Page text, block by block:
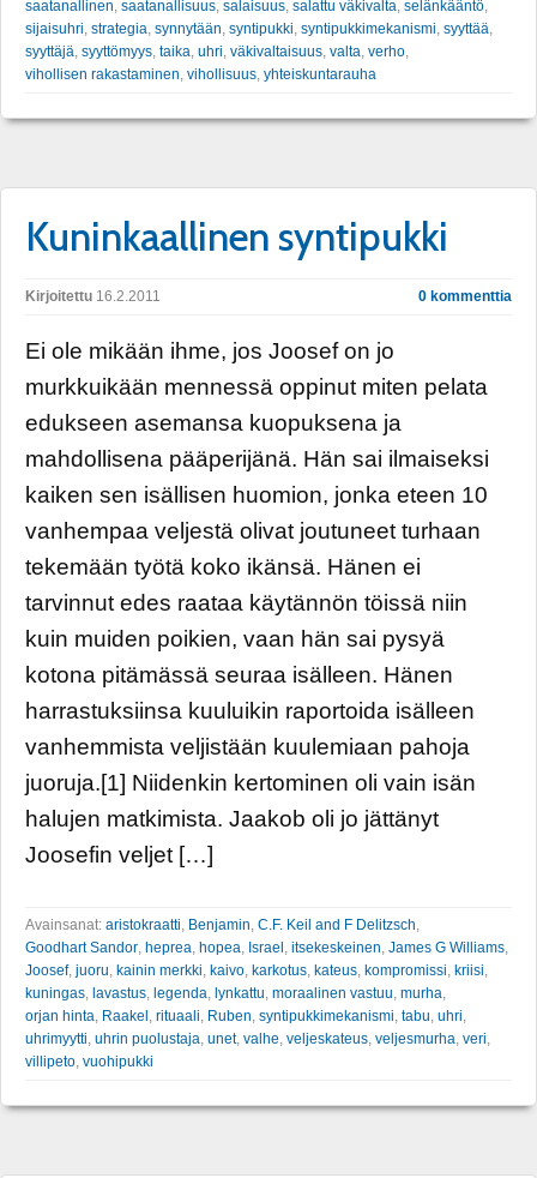
saatanallinen saatanallisuus salaisuus salattu väkivalta selänkääntö
sijaisuhri strategia synnytään syntipukki syntipukkimekanismi syyttää
syyttäjä syyttömyys taika uhri väkivaltaisuus valta verho
vihollisen rakastaminen vihollisuus yhteiskuntarauha
Kuninkaallinen syntipukki
Kirjoitettu 16.2.2011 0 kommenttia
Ei ole mikään ihme, jos Joosef on jo
murkkuikään mennessä oppinut miten pelata
edukseen asemansa kuopuksena ja
mahdollisena pääperijänä. Hän sai ilmaiseksi
kaiken sen isällisen huomion, jonka eteen 10
vanhempaa veljestä olivat joutuneet turhaan
tekemään työtä koko ikänsä. Hänen ei
tarvinnut edes raataa käytännön töissä niin
kuin muiden poikien, vaan hän sai pysyä
kotona pitämässä seuraa isälleen. Hänen
harrastuksiinsa kuuluikin raportoida isälleen
vanhemmista veljistään kuulemiaan pahoja
juoruja.[1] Niidenkin kertominen oli vain isän
halujen matkimista. Jaakob oli jo jättänyt
Joosefin veljet […]
Avainsanat: aristokraatti, Benjamin, C.F. Keil and F Delitzsch,
Goodhart Sandor, heprea, hopea, Israel , itsekeskeinen, James G Williams,
Joosef, juoru, kainin merkki, kaivo, karkotus, kateus, kompromissi, kriisi,
kuningas, lavastus, legenda, lynkattu, moraalinen vastuu, murha,
orjan hinta, Raakel , rituaali, Ruben, syntipukkimekanismi, tabu, uhri,
uhrimyytti, uhrin puolustaja, unet, valhe, veljeskateus, veljesmurha, veri,
villipeto, vuohipukki